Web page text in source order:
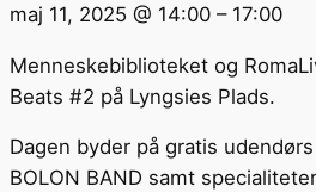
maj 11, 2025 @ 14:00 – 17:00
Menneskebiblioteket og
Beats #2 på Lyngsies Plads.
Dagen byder på gratis
BOLON BAND samt